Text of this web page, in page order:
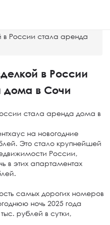
России стала аренда
в России
дома в Сочи
на новогодние
Это стало крупнейшей
России,
в этих апартаментах
самых дорогих номеров
ночь 2025 года
рублей в сутки,